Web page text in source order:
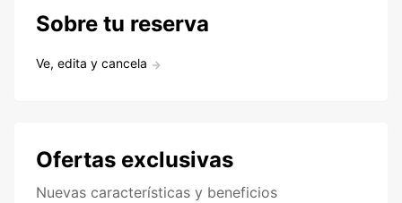
Sobre tu reserva
Ve, edita y cancela
Ofertas exclusivas
Nuevas características y beneficios